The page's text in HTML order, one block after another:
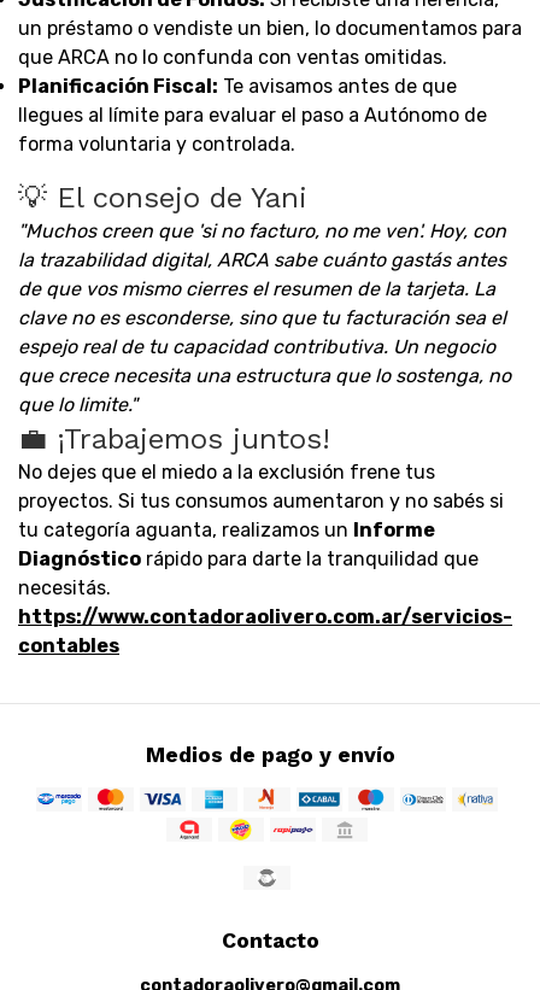
un préstamo o vendiste un bien, lo documentamos para
que ARCA no lo confunda con ventas omitidas.
Planificación Fiscal: Te avisamos antes de que
llegues al límite para evaluar el paso a Autónomo de
forma voluntaria y controlada.
💡 El consejo de Yani
"Muchos creen que 'si no facturo, no me ven'. Hoy, con
la trazabilidad digital, ARCA sabe cuánto gastás antes
de que vos mismo cierres el resumen de la tarjeta. La
clave no es esconderse, sino que tu facturación sea el
espejo real de tu capacidad contributiva. Un negocio
que crece necesita una estructura que lo sostenga, no
que lo limite."
💼 ¡Trabajemos juntos!
No dejes que el miedo a la exclusión frene tus
proyectos. Si tus consumos aumentaron y no sabés si
tu categoría aguanta, realizamos un Informe
Diagnóstico rápido para darte la tranquilidad que
necesitás.
https://www.contadoraolivero.com.ar/servicios-
contables
Medios de pago y envío
Contacto
contadoraolivero@gmail.com